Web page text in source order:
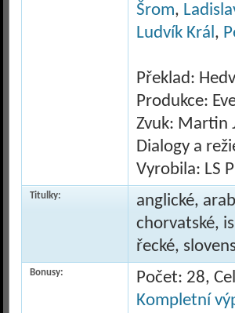
Šrom,
Ludvík Král,
Překlad:
Produkce:
Zvuk: Martin
Dialogy a
Vyrobila: LS
Titulky: anglické,
chorvatské,
řecké,
Bonusy:
Počet: 28,
Kompletní